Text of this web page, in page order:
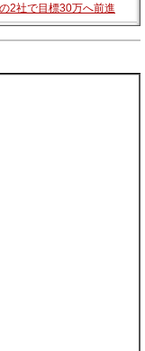
2社で目標30万へ前進